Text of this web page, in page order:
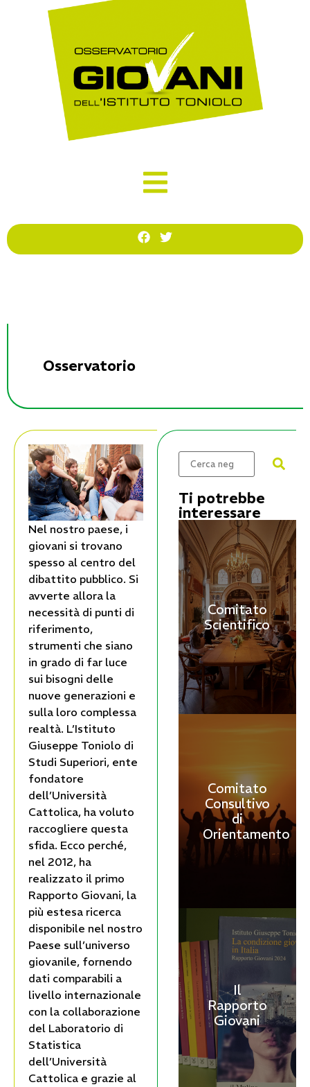
Osservatorio
Nel nostro paese, i
giovani si trovano
spesso al centro del
dibattito pubblico. Si
avverte allora la
necessità di punti di
riferimento,
strumenti che siano
in grado di far luce
sui bisogni delle
nuove generazioni e
sulla loro complessa
realtà. L’Istituto
Giuseppe Toniolo di
Studi Superiori, ente
fondatore
dell’Università
Cattolica, ha voluto
raccogliere questa
sfida. Ecco perché,
nel 2012, ha
realizzato il primo
Rapporto Giovani, la
più estesa ricerca
disponibile nel nostro
Paese sull’universo
giovanile, fornendo
dati comparabili a
livello internazionale
con la collaborazione
del Laboratorio di
Statistica
dell’Università
Cattolica e grazie al
Ti potrebbe
interessare
Comitato
Scientifico
Comitato
Consultivo
di
Orientamento
Il
Rapporto
Giovani